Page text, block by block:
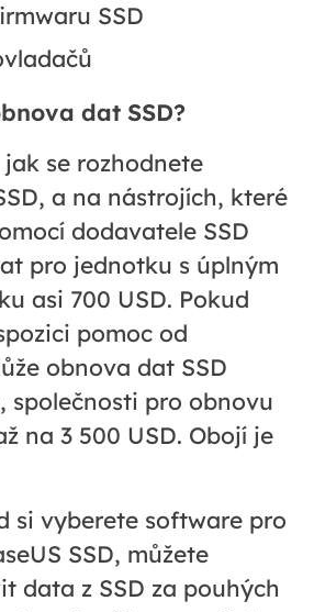
SSD
dat SSD?
se rozhodnete
a na nástrojích, které
dodavatele SSD
pro jednotku s úplným
asi 700 USD. Pokud
pomoc od
obnova dat SSD
společnosti pro obnovu
na 3 500 USD. Obojí je
si vyberete software pro
SSD, můžete
data z SSD za pouhých